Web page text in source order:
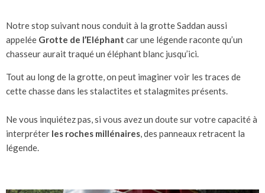
Notre stop suivant nous conduit à la grotte Saddan aussi
appelée Grotte de l’Eléphant car une légende raconte qu’un
chasseur aurait traqué un éléphant blanc jusqu’ici.
Tout au long de la grotte, on peut imaginer voir les traces de
cette chasse dans les stalactites et stalagmites présents.
Ne vous inquiétez pas, si vous avez un doute sur votre capacité à
interpréter les roches millénaires, des panneaux retracent la
légende.